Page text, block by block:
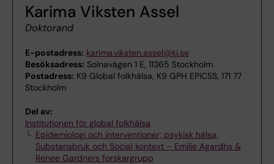
Karima Viksten Assel
Doktorand
E-postadress: karima.viksten.assel@ki.se
Besöksadress: Solnavägen 1 E, 11365 Stockholm
Postadress: K9 Global folkhälsa, K9 GPH EPiCSS, 171 77
Stockholm
Del av:
Institutionen för global folkhälsa
Epidemiologi och interventioner; psykisk hälsa,
Substansbruk och Social kontext – Emilie Agardhs &
Renee Gardners forskargrupp